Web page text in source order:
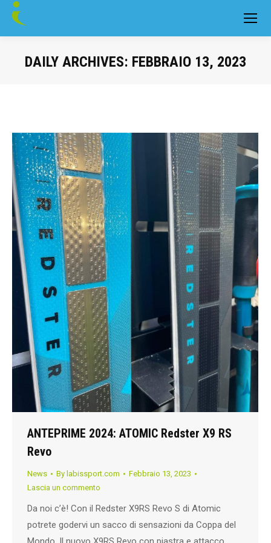
DAILY ARCHIVES: FEBBRAIO 13, 2023
ANTEPRIME 2024: ATOMIC Redster X9 RS
Revo
News By labissport.com
Febbraio 13, 2023
Lascia un commento
Da noi c’è! Con il Redster X9RS Revo S di Atomic
potrete godervi un sacco di sensazioni da Coppa del